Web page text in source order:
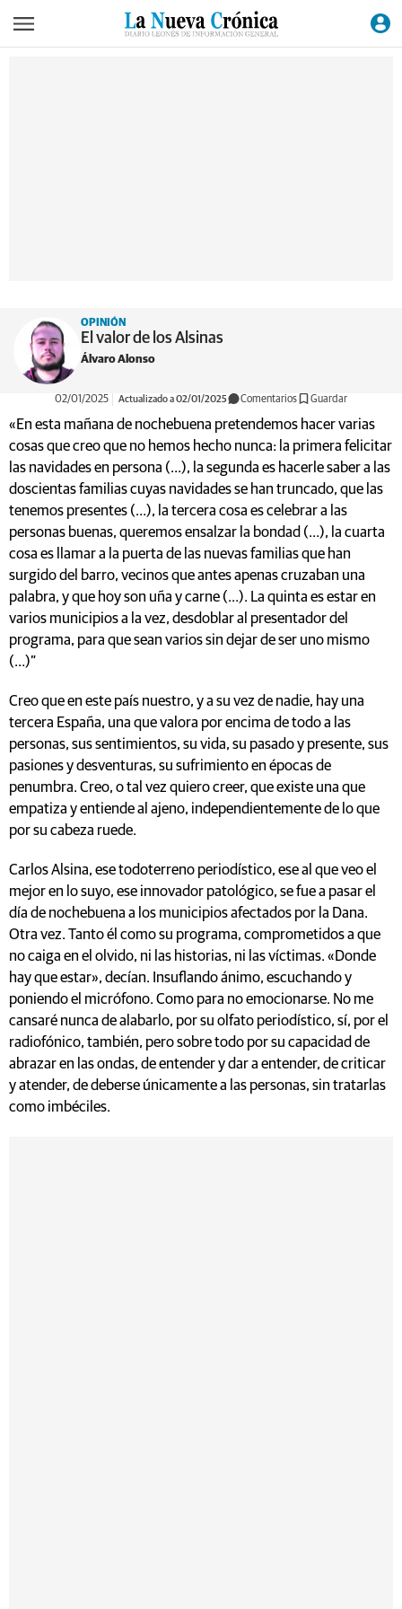
OPINIÓN
El valor de los Alsinas
Álvaro Alonso
02/01/2025 Actualizado a 02/01/2025 Comentarios Guardar
«En esta mañana de nochebuena pretendemos hacer varias
cosas que creo que no hemos hecho nunca: la primera felicitar
las navidades en persona (…), la segunda es hacerle saber a las
doscientas familias cuyas navidades se han truncado, que las
tenemos presentes (…), la tercera cosa es celebrar a las
personas buenas, queremos ensalzar la bondad (…), la cuarta
cosa es llamar a la puerta de las nuevas familias que han
surgido del barro, vecinos que antes apenas cruzaban una
palabra, y que hoy son uña y carne (…). La quinta es estar en
varios municipios a la vez, desdoblar al presentador del
programa, para que sean varios sin dejar de ser uno mismo
(…)”
Creo que en este país nuestro, y a su vez de nadie, hay una
tercera España, una que valora por encima de todo a las
personas, sus sentimientos, su vida, su pasado y presente, sus
pasiones y desventuras, su sufrimiento en épocas de
penumbra. Creo, o tal vez quiero creer, que existe una que
empatiza y entiende al ajeno, independientemente de lo que
por su cabeza ruede.
Carlos Alsina, ese todoterreno periodístico, ese al que veo el
mejor en lo suyo, ese innovador patológico, se fue a pasar el
día de nochebuena a los municipios afectados por la Dana.
Otra vez. Tanto él como su programa, comprometidos a que
no caiga en el olvido, ni las historias, ni las víctimas. «Donde
hay que estar», decían. Insuflando ánimo, escuchando y
poniendo el micrófono. Como para no emocionarse. No me
cansaré nunca de alabarlo, por su olfato periodístico, sí, por el
radiofónico, también, pero sobre todo por su capacidad de
abrazar en las ondas, de entender y dar a entender, de criticar
y atender, de deberse únicamente a las personas, sin tratarlas
como imbéciles.